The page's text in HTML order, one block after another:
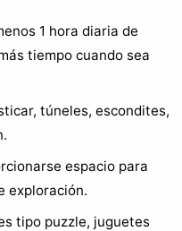
1 hora diaria de
tiempo cuando sea
túneles, escondites,
espacio para
exploración.
tipo puzzle, juguetes